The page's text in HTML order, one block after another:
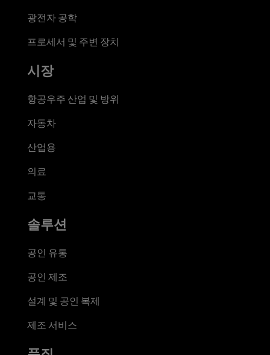
광전자 공학
프로세서 및 주변 장치
시장
항공우주 산업 및 방위
자동차
산업용
의료
교통
솔루션
공인 유통
공인 제조
설계 및 공인 복제
제조 서비스